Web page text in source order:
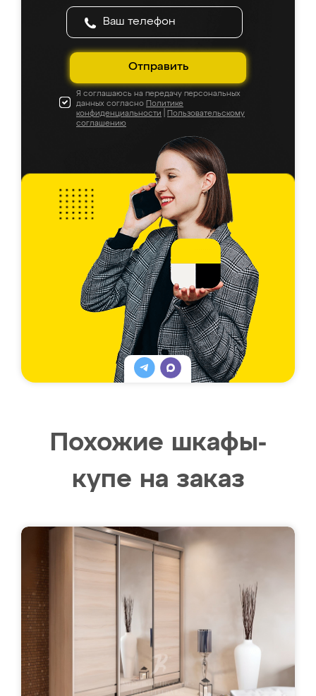
Отправить
Я соглашаюсь на передачу персональных
данных согласно Политике
конфиденциальности
Пользовательскому
соглашению
Похожие шкафы-
купе на заказ